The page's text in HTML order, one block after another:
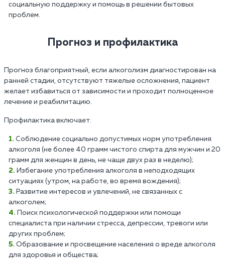
социальную поддержку и помощь в решении бытовых
проблем.
Прогноз и профилактика
Прогноз благоприятный, если алкоголизм диагностирован на
ранней стадии, отсутствуют тяжелые осложнения, пациент
желает избавиться от зависимости и проходит полноценное
лечение и реабилитацию.
Профилактика включает:
Соблюдение социально допустимых норм употребления
алкоголя (не более 40 грамм чистого спирта для мужчин и 20
грамм для женщин в день, не чаще двух раз в неделю);
Избегание употребления алкоголя в неподходящих
ситуациях (утром, на работе, во время вождения);
Развитие интересов и увлечений, не связанных с
алкоголем;
Поиск психологической поддержки или помощи
специалиста при наличии стресса, депрессии, тревоги или
других проблем;
Образование и просвещение населения о вреде алкоголя
для здоровья и общества;